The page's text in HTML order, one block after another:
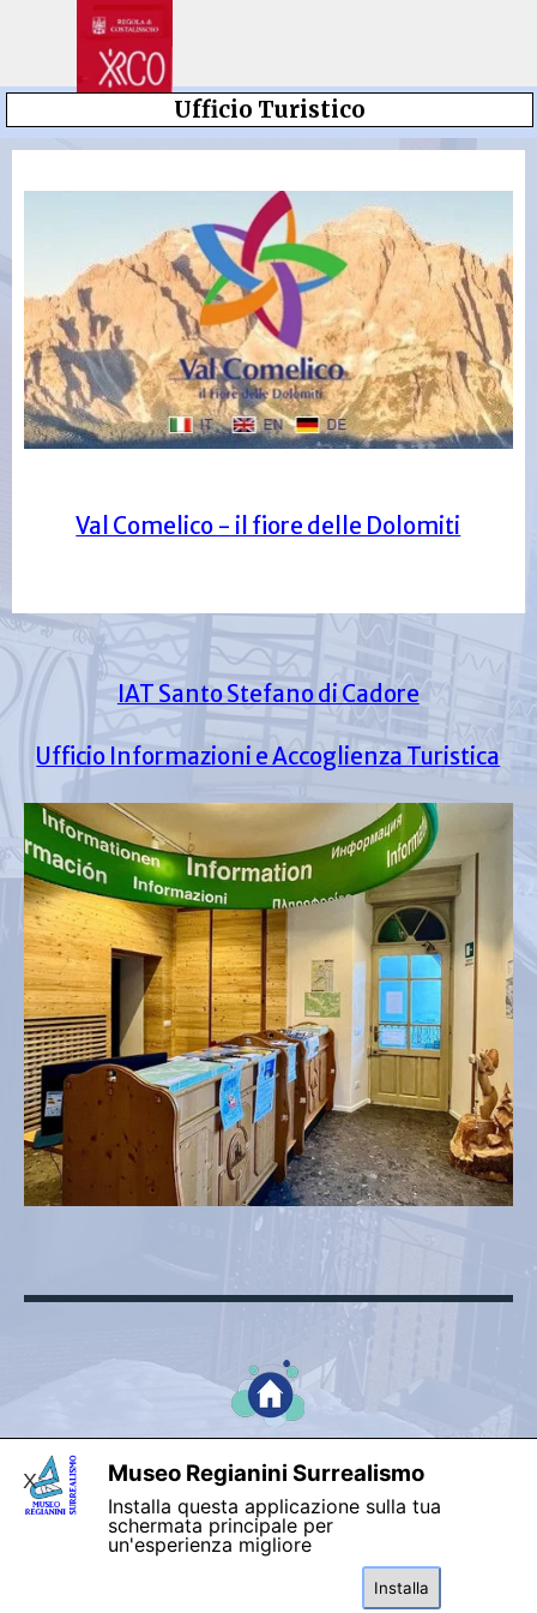
Salta menù
Ufficio Turistico
Val Comelico - il fiore delle Dolomiti
IAT Santo Stefano di Cadore
Ufficio Informazioni e Accoglienza Turistica
Cerca
Museo
Museo Regianini Surrealismo
Installa questa applicazione sulla tua
schermata principale per
un'esperienza migliore
Installa
X